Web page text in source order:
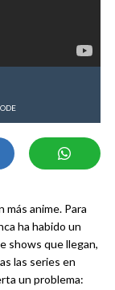
más anime. Para
ha habido un
shows que llegan,
las series en
un problema: